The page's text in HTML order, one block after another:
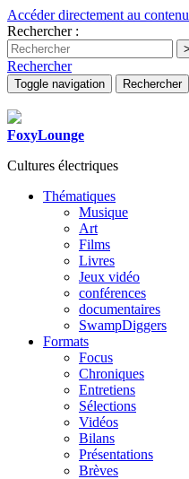
Accéder directement au contenu
Rechercher :
Rechercher
Toggle navigation Rechercher
FoxyLounge
Cultures électriques
Thématiques
Musique
Art
Films
Livres
Jeux vidéo
conférences
documentaires
SwampDiggers
Formats
Focus
Chroniques
Entretiens
Sélections
Vidéos
Bilans
Présentations
Brèves